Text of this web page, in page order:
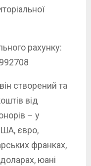
рахунку:
створений та
від
– у
євро,
франках,
юані